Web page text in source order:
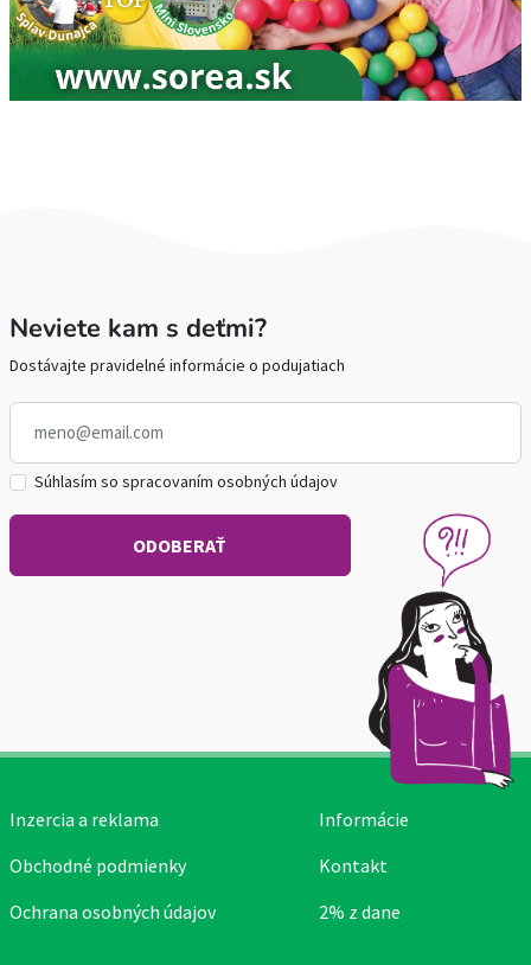
Neviete kam s deťmi?
Dostávajte pravidelné informácie o podujatiach
Súhlasím so spracovaním osobných údajov
Inzercia a reklama
Obchodné podmienky
Ochrana osobných údajov
Informácie
Kontakt
2% z dane